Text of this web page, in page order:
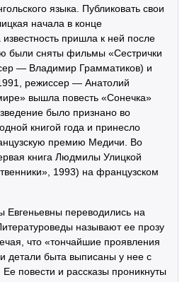
языка. Публиковать свои
начала в конце
пришла к ней после
были сняты фильмы «Сестрички
— Владимир Грамматиков) и
режиссер — Анатолий
вышла повесть «Сонечка»
было признано во
книгой года и принесло
премию Медичи. Во
книга Людмилы Улицкой
1993) на французском
переводились на
называют ее прозу
что «тончайшие проявления
детали быта выписаны у нее с
повести и рассказы проникнуты